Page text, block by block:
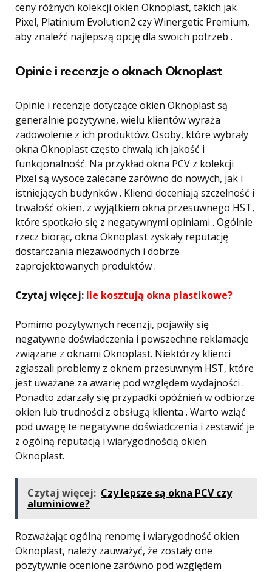
ceny różnych kolekcji okien Oknoplast, takich jak
Pixel, Platinium Evolution2 czy Winergetic Premium,
aby znaleźć najlepszą opcję dla swoich potrzeb .
Opinie i recenzje o oknach Oknoplast
Opinie i recenzje dotyczące okien Oknoplast są
generalnie pozytywne, wielu klientów wyraża
zadowolenie z ich produktów. Osoby, które wybrały
okna Oknoplast często chwalą ich jakość i
funkcjonalność. Na przykład okna PCV z kolekcji
Pixel są wysoce zalecane zarówno do nowych, jak i
istniejących budynków . Klienci doceniają szczelność i
trwałość okien, z wyjątkiem okna przesuwnego HST,
które spotkało się z negatywnymi opiniami . Ogólnie
rzecz biorąc, okna Oknoplast zyskały reputację
dostarczania niezawodnych i dobrze
zaprojektowanych produktów .
Czytaj więcej: Ile kosztują okna plastikowe?
Pomimo pozytywnych recenzji, pojawiły się
negatywne doświadczenia i powszechne reklamacje
związane z oknami Oknoplast. Niektórzy klienci
zgłaszali problemy z oknem przesuwnym HST, które
jest uważane za awarię pod względem wydajności .
Ponadto zdarzały się przypadki opóźnień w odbiorze
okien lub trudności z obsługą klienta . Warto wziąć
pod uwagę te negatywne doświadczenia i zestawić je
z ogólną reputacją i wiarygodnością okien
Oknoplast.
Czytaj więcej: Czy lepsze są okna PCV czy
aluminiowe?
Rozważając ogólną renomę i wiarygodność okien
Oknoplast, należy zauważyć, że zostały one
pozytywnie ocenione zarówno pod względem